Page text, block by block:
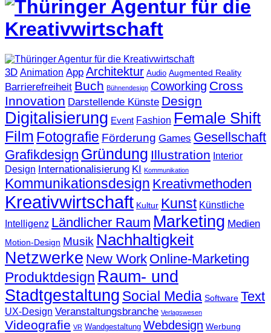
3D Animation App Architektur Audio Augmented Reality
Barrierefreiheit Buch Bühnendesign Coworking Cross
Innovation Darstellende Künste Design
Digitalisierung Event Fashion Female Shift
Film Fotografie Förderung Games Gesellschaft
Grafikdesign Gründung Illustration Interior
Design Internationalisierung KI Kommunikation
Kommunikationsdesign Kreativmethoden
Kreativwirtschaft Kultur Kunst Künstliche
Intelligenz Ländlicher Raum Marketing Medien
Motion-Design Musik Nachhaltigkeit
Netzwerke New Work Online-Marketing
Produktdesign Raum- und
Stadtgestaltung Social Media Software Text
UX-Design Veranstaltungsbranche Verlagswesen
Videografie VR Wandgestaltung Webdesign Werbung